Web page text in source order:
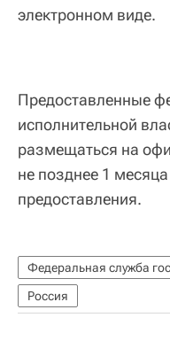
электронном виде.
Предоставленные
исполнительной
размещаться на
не позднее 1
предоставления.
Россия